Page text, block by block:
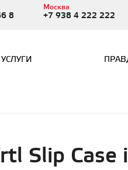
8
Москва
+7 938 4 222 222
УСЛУГИ
Slip Case